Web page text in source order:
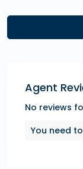
Agent
No reviews
You need to